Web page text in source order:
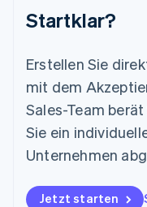
Startklar?
Erstellen Sie
mit dem
Sales-Team
Sie ein
Unternehmen
Jetzt starten
Mexiko
English
Niederlande
Nederlands English
Norwegen
English
Österreich
Polen
English